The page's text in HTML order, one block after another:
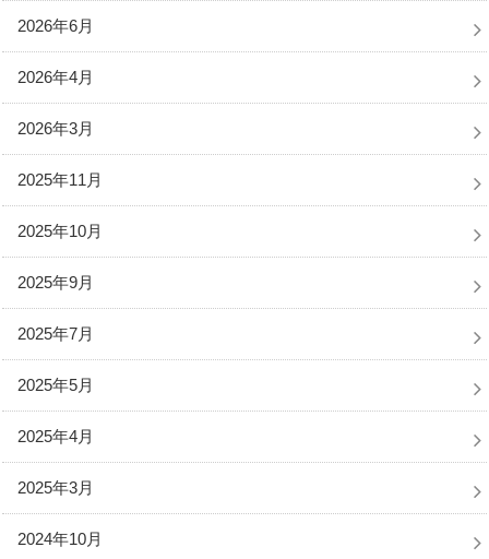
2026年6月
2026年4月
2026年3月
2025年11月
2025年10月
2025年9月
2025年7月
2025年5月
2025年4月
2025年3月
2024年10月